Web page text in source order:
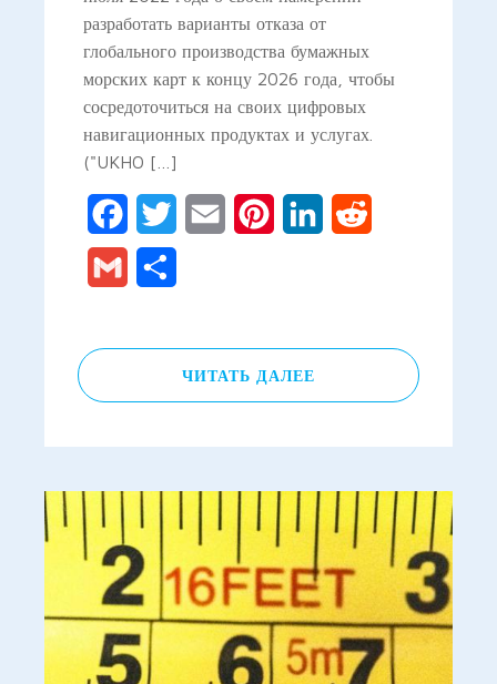
разработать варианты отказа от
глобального производства бумажных
морских карт к концу 2026 года, чтобы
сосредоточиться на своих цифровых
навигационных продуктах и услугах.
("UKHO […]
FacebookTwitter Email PinterestLinkedIn
Gmail
ЧИТАТЬ ДАЛЕЕ